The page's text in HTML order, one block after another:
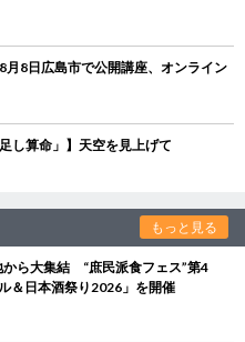
8日広島市で公開講座、オンライン
し算命」】天空を見上げて
もっと見る
ら大集結 “庶民派食フェス”第4
＆日本酒祭り2026」を開催